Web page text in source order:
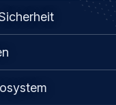
Öffentliche
Sicherheit